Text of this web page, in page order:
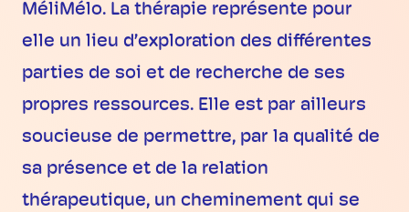
MéliMélo. La thérapie représente pour
elle un lieu d’exploration des différentes
parties de soi et de recherche de ses
propres ressources. Elle est par ailleurs
soucieuse de permettre, par la qualité de
sa présence et de la relation
thérapeutique, un cheminement qui se